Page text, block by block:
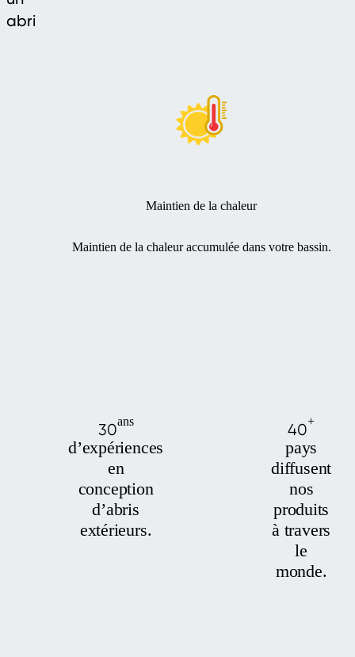
abri
Maintien de la chaleur
Maintien de la chaleur accumulée dans votre bassin.
30ans
d’expériences
en
conception
d’abris
extérieurs.
40+
pays
diffusent
nos
produits
à travers
le
monde.